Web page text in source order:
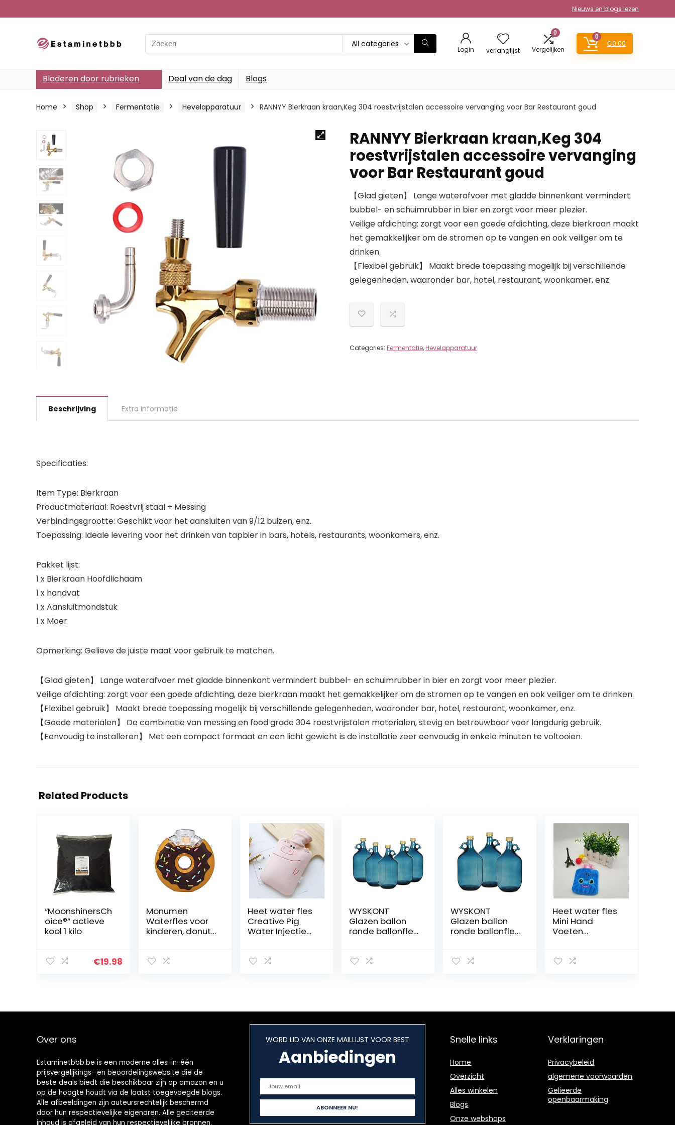
Nieuws en blogs lezen
Search
for:
All categories
Login verlanglijst
0
Vergelijken
0
€0.00
Bladeren door rubrieken Deal van de dag Blogs
Home Shop Fermentatie Hevelapparatuur RANNYY Bierkraan kraan,Keg 304 roestvrijstalen accessoire vervanging voor Bar Restaurant goud
RANNYY Bierkraan kraan,Keg 304
roestvrijstalen accessoire vervanging
voor Bar Restaurant goud
【Glad gieten】 Lange waterafvoer met gladde binnenkant vermindert
bubbel- en schuimrubber in bier en zorgt voor meer plezier.
Veilige afdichting: zorgt voor een goede afdichting, deze bierkraan maakt
het gemakkelijker om de stromen op te vangen en ook veiliger om te
drinken.
【Flexibel gebruik】 Maakt brede toepassing mogelijk bij verschillende
gelegenheden, waaronder bar, hotel, restaurant, woonkamer, enz.
Categories: Fermentatie,Hevelapparatuur
Beschrijving Extra informatie
Specificaties:
Item Type: Bierkraan
Productmateriaal: Roestvrij staal + Messing
Verbindingsgrootte: Geschikt voor het aansluiten van 9/12 buizen, enz.
Toepassing: Ideale levering voor het drinken van tapbier in bars, hotels, restaurants, woonkamers, enz.
Pakket lijst:
1 x Bierkraan Hoofdlichaam
1 x handvat
1 x Aansluitmondstuk
1 x Moer
Opmerking: Gelieve de juiste maat voor gebruik te matchen.
【Glad gieten】 Lange waterafvoer met gladde binnenkant vermindert bubbel- en schuimrubber in bier en zorgt voor meer plezier.
Veilige afdichting: zorgt voor een goede afdichting, deze bierkraan maakt het gemakkelijker om de stromen op te vangen en ook veiliger om te drinken.
【Flexibel gebruik】 Maakt brede toepassing mogelijk bij verschillende gelegenheden, waaronder bar, hotel, restaurant, woonkamer, enz.
【Goede materialen】 De combinatie van messing en food grade 304 roestvrijstalen materialen, stevig en betrouwbaar voor langdurig gebruik.
【Eenvoudig te installeren】 Met een compact formaat en een licht gewicht is de installatie zeer eenvoudig in enkele minuten te voltooien.
Related Products
“MoonshinersCh
oice®” actieve
kool 1 kilo
€19.98
Monumen
Waterfles voor
kinderen, donut-
waterflessen,
Heet water fles
Creative Pig
Water Injectie
Student
met deksel
(Color : B)
WYSKONT
Glazen ballon
ronde ballonfles
glazen fles met
WYSKONT
Glazen ballon
ronde ballonfles
glazen fles met
Heet water fles
Mini Hand
Voeten
Tas Draagbare
Warmwaterkruik
Over ons
Estaminetbbb.be is een moderne alles-in-één
prijsvergelijkings- en beoordelingswebsite die de
beste deals biedt die beschikbaar zijn op amazon en u
op de hoogte houdt via de laatst toegevoegde blogs.
Alle afbeeldingen zijn auteursrechtelijk beschermd
door hun respectievelijke eigenaren. Alle geciteerde
inhoud is afgeleid van hun respectievelijke bronnen.
WORD LID VAN ONZE MAILLIJST VOOR BEST
Aanbiedingen
Snelle links
Home
Overzicht
Alles winkelen
Blogs
Onze webshops
Verklaringen
Privacybeleid
algemene voorwaarden
Gelieerde
openbaarmaking